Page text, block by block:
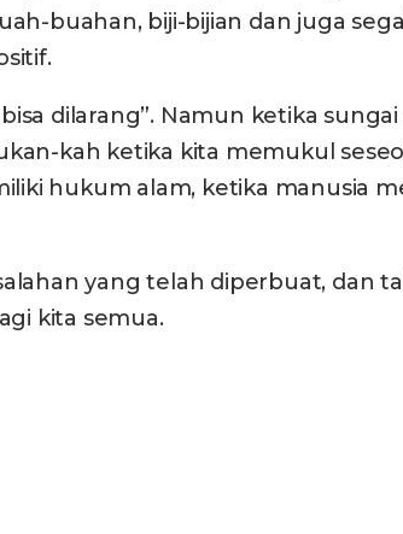
buahan, biji-bijian dan juga
dilarang”. Namun ketika
kah ketika kita memukul
hukum alam, ketika manusia
yang telah diperbuat, dan
kita semua.